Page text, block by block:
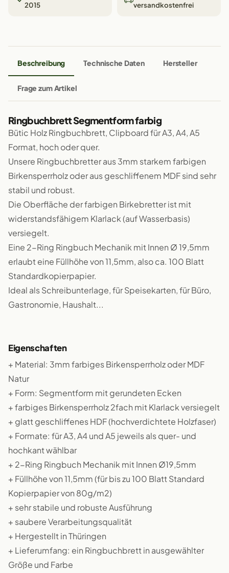
2015
versandkostenfrei
Beschreibung Technische Daten Hersteller
Frage zum Artikel
Ringbuchbrett Segmentform farbig
Bütic Holz Ringbuchbrett, Clipboard für A3, A4, A5
Format, hoch oder quer.
Unsere Ringbuchbretter aus 3mm starkem farbigen
Birkensperrholz oder aus geschliffenem MDF sind sehr
stabil und robust.
Die Oberfläche der farbigen Birkebretter ist mit
widerstandsfähigem Klarlack (auf Wasserbasis)
versiegelt.
Eine 2-Ring Ringbuch Mechanik mit Innen Ø 19,5mm
erlaubt eine Füllhöhe von 11,5mm, also ca. 100 Blatt
Standardkopierpapier.
Ideal als Schreibunterlage, für Speisekarten, für Büro,
Gastronomie, Haushalt...
Eigenschaften
+ Material: 3mm farbiges Birkensperrholz oder MDF
Natur
+ Form: Segmentform mit gerundeten Ecken
+ farbiges Birkensperrholz 2fach mit Klarlack versiegelt
+ glatt geschliffenes HDF (hochverdichtete Holzfaser)
+ Formate: für A3, A4 und A5 jeweils als quer- und
hochkant wählbar
+ 2-Ring Ringbuch Mechanik mit Innen Ø19,5mm
+ Füllhöhe von 11,5mm (für bis zu 100 Blatt Standard
Kopierpapier von 80g/m2)
+ sehr stabile und robuste Ausführung
+ saubere Verarbeitungsqualität
+ Hergestellt in Thüringen
+ Lieferumfang: ein Ringbuchbrett in ausgewählter
Größe und Farbe